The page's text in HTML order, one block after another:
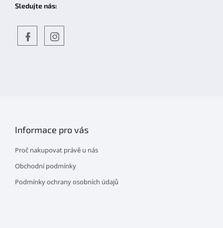
Sledujte nás:
Informace pro vás
Proč nakupovat právě u nás
Obchodní podmínky
Podmínky ochrany osobních údajů